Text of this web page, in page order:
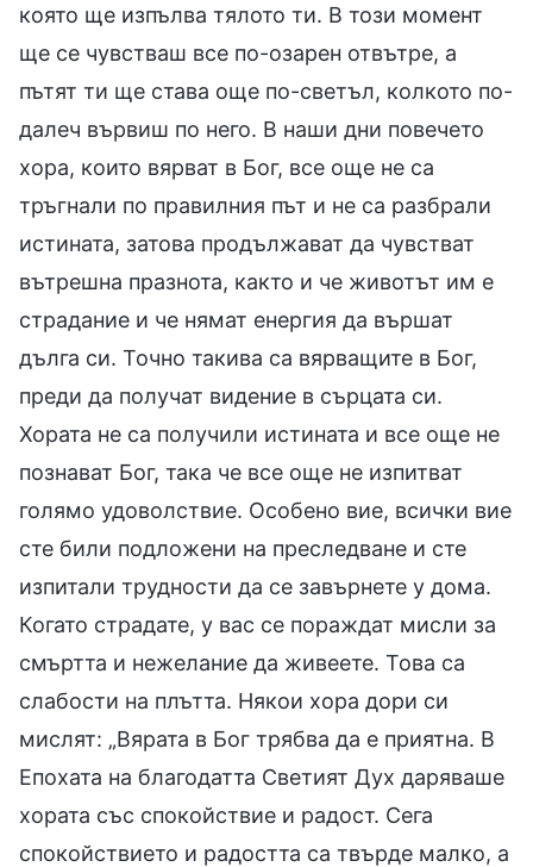
която ще изпълва тялото ти. В този момент
ще се чувстваш все по-озарен отвътре, а
пътят ти ще става още по-светъл, колкото по-
далеч вървиш по него. В наши дни повечето
хора, които вярват в Бог, все още не са
тръгнали по правилния път и не са разбрали
истината, затова продължават да чувстват
вътрешна празнота, както и че животът им е
страдание и че нямат енергия да вършат
дълга си. Точно такива са вярващите в Бог,
преди да получат видение в сърцата си.
Хората не са получили истината и все още не
познават Бог, така че все още не изпитват
голямо удоволствие. Особено вие, всички вие
сте били подложени на преследване и сте
изпитали трудности да се завърнете у дома.
Когато страдате, у вас се пораждат мисли за
смъртта и нежелание да живеете. Това са
слабости на плътта. Някои хора дори си
мислят: „Вярата в Бог трябва да е приятна. В
Епохата на благодатта Светият Дух даряваше
хората със спокойствие и радост. Сега
спокойствието и радостта са твърде малко, а